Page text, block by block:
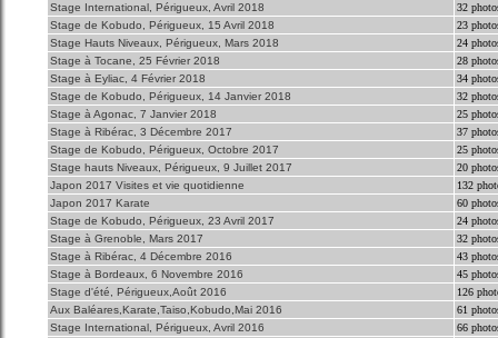
Stage International, Périgueux, Avril 2018
32
Stage de Kobudo, Périgueux, 15 Avril 2018
23
Stage Hauts Niveaux, Périgueux, Mars 2018
24
Stage à Tocane, 25 Février 2018
28
Stage à Eyliac, 4 Février 2018
34
Stage de Kobudo, Périgueux, 14 Janvier 2018
32
Stage à Agonac, 7 Janvier 2018
25
Stage à Ribérac, 3 Décembre 2017
37
Stage de Kobudo, Périgueux, Octobre 2017
25
Stage hauts Niveaux, Périgueux, 9 Juillet 2017
20
Japon 2017 Visites et vie quotidienne
132
Japon 2017 Karate
60
Stage de Kobudo, Périgueux, 23 Avril 2017
24
Stage à Grenoble, Mars 2017
32
Stage à Ribérac, 4 Décembre 2016
43
Stage à Bordeaux, 6 Novembre 2016
45
Stage d'été, Périgueux,Août 2016
126
Aux Baléares,Karate,Taiso,Kobudo,Mai 2016
61
Stage International, Périgueux, Avril 2016
66